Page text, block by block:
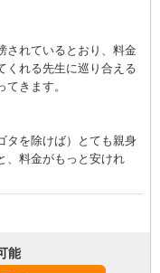
されているとおり、料金
くれる先生に巡り合える
きます。
タを除けば）とても親身
、料金がもっと安けれ
能